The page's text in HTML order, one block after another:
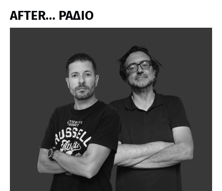
AFTER… ΡΑΔΙΟ